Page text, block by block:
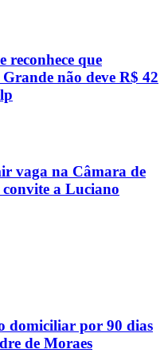
reconhece que
não deve R$ 42
vaga na Câmara de
a Luciano
domiciliar por 90 dias
de Moraes